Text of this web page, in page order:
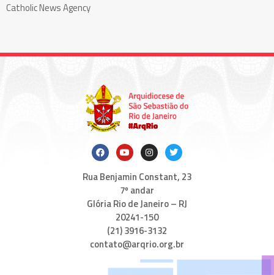
Catholic News Agency
Rua Benjamin Constant, 23
7º andar
Glória Rio de Janeiro – RJ
20241-150
(21) 3916-3132
contato@arqrio.org.br